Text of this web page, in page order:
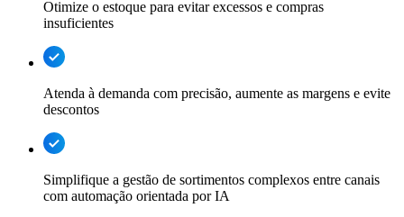
Otimize o estoque para evitar excessos e compras
insuficientes
Atenda à demanda com precisão, aumente as margens e evite
descontos
Simplifique a gestão de sortimentos complexos entre canais
com automação orientada por IA